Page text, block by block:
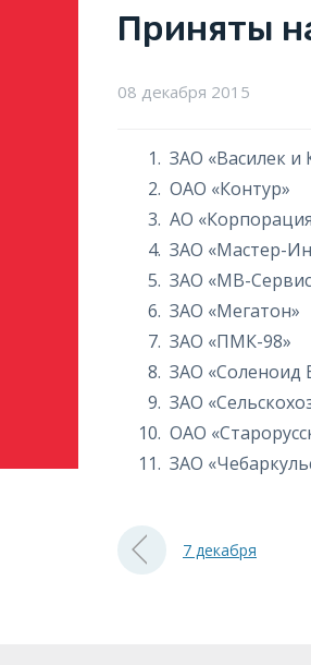
Приняты
08 декабря 2015
ЗАО «Василек и
ОАО «Контур»
АО
ЗАО «Мастер-
ЗАО «МВ-
ЗАО «Мегатон»
ЗАО «ПМК-98»
ЗАО «Соленоид
ЗАО
ОАО
ЗАО
7 декабря